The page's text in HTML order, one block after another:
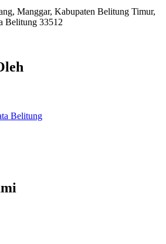
Manggar, Kabupaten Belitung Timur,
Belitung 33512